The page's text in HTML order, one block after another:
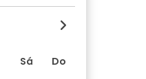
Sá Do